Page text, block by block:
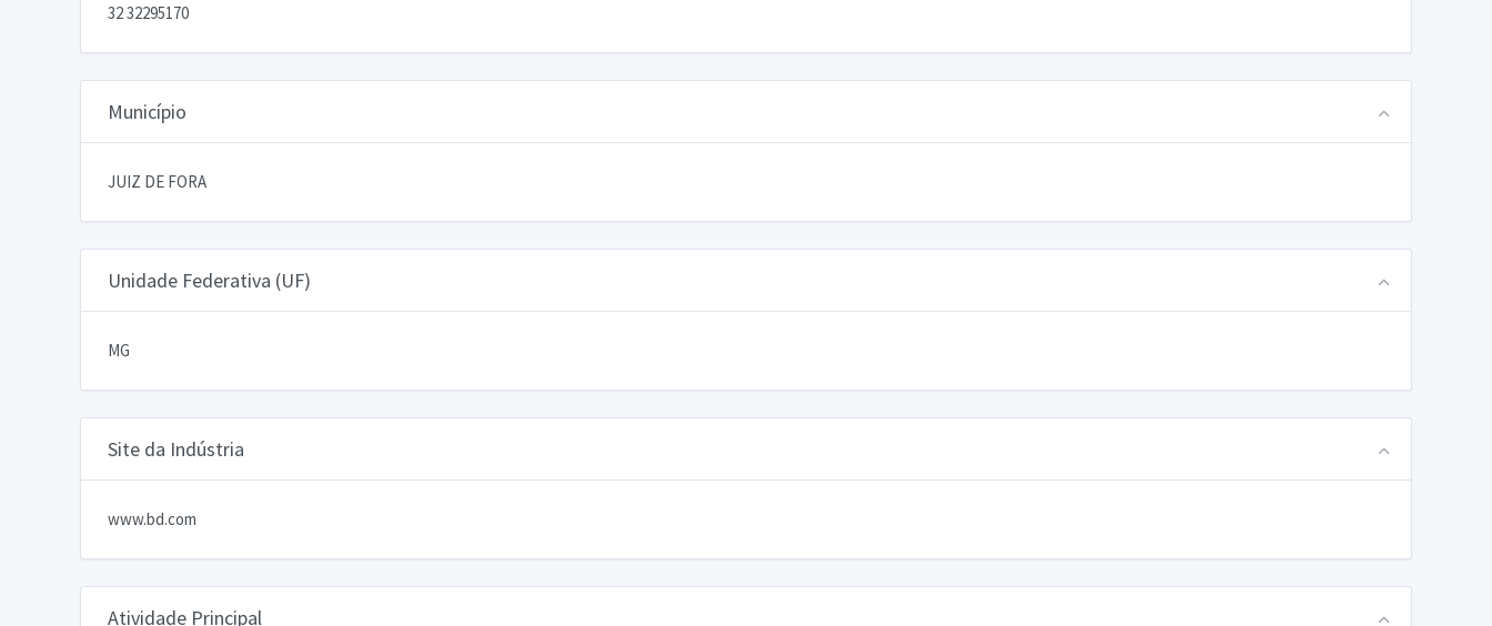
32 32295170
Município
JUIZ DE FORA
Unidade Federativa (UF)
MG
Site da Indústria
www.bd.com
Atividade Principal